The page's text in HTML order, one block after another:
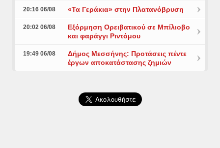
20:16 06/08 «Τα Γεράκια» στην Πλατανόβρυση
20:02 06/08
Εξόρμηση Ορειβατικού σε Μπίλιοβο
και φαράγγι Ριντόμου
19:49 06/08
Δήμος Μεσσήνης: Προτάσεις πέντε
έργων αποκατάστασης ζημιών